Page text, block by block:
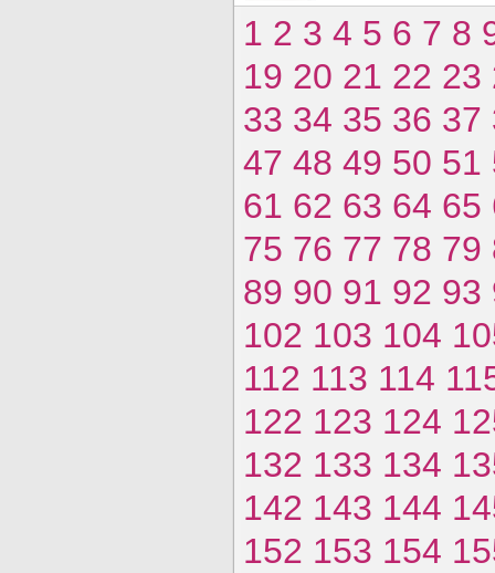
1 2 3 4 5 6 7 8
19 20 21 22 23
33 34 35 36 37
47 48 49 50 51
61 62 63 64 65
75 76 77 78 79
89 90 91 92 93
102 103 104
112 113 114
122 123 124
132 133 134
142 143 144
152 153 154